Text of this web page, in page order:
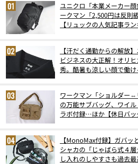
ユニクロ「本業メーカー
ークマン「2,500円は反
【リュックの人気記事ラ
【汗だく通勤からの解放
ビジネスの大正解！オリ
秀。酷暑も涼しい顔で働
ワークマン「ショルダー
の万能サブバッグ、ワイ
ラボ付録…ほか【休日バ
【MonoMax付録】ガバッ
シャカの「じゃばら式４
し入れのしやすさも過去